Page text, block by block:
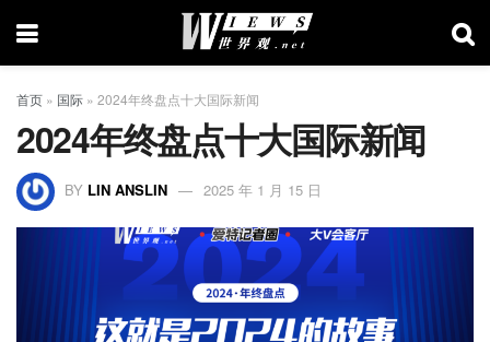
首页 » 国际 » 2024年终盘点十大国际新闻
2024年终盘点十大国际新闻
BY LIN ANSLIN 2025 年 1 月 15 日